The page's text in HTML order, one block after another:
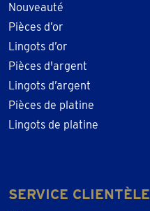
Nouveauté
Pièces d’or
Lingots d’or
Pièces d'argent
Lingots d’argent
Pièces de platine
Lingots de platine
SERVICE CLIENTÈLE